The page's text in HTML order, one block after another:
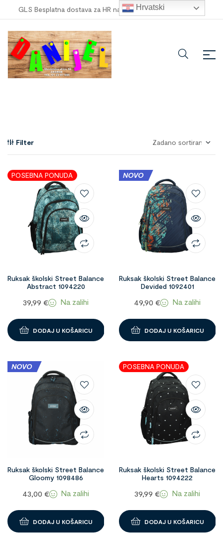
GLS Besplatna dostava za HR narudžbe veće od 100,00 €
Filter
POSEBNA PONUDA
Ruksak školski Street Balance
Abstract 1094220
39,99€ Na zalihi
DODAJ U KOŠARICU
NOVO
Ruksak školski Street Balance
Devided 1092401
49,90€ Na zalihi
DODAJ U KOŠARICU
NOVO
Ruksak školski Street Balance
Gloomy 1098486
43,00 € Na zalihi
DODAJ U KOŠARICU
POSEBNA PONUDA
Ruksak školski Street Balance
Hearts 1094222
39,99€ Na zalihi
DODAJ U KOŠARICU
Hrvatski